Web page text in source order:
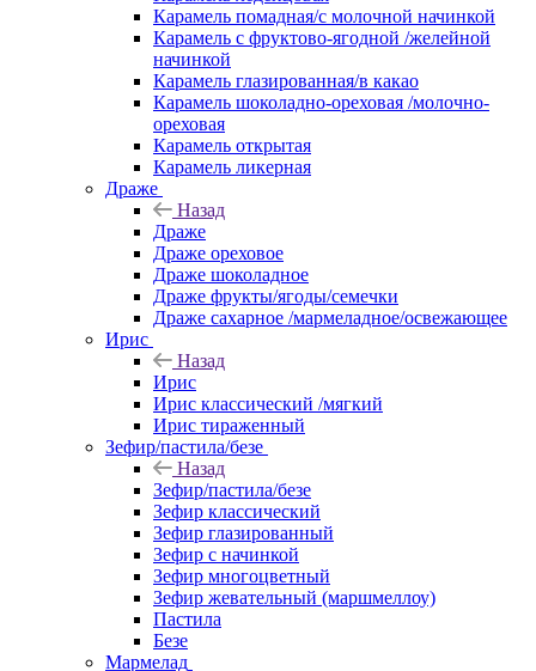
Карамель помадная/с молочной начинкой
Карамель с фруктово-ягодной /желейной
начинкой
Карамель глазированная/в какао
Карамель шоколадно-ореховая /молочно-
ореховая
Карамель открытая
Карамель ликерная
Драже
Назад
Драже
Драже ореховое
Драже шоколадное
Драже фрукты/ягоды/семечки
Драже сахарное /мармеладное/освежающее
Ирис
Назад
Ирис
Ирис классический /мягкий
Ирис тираженный
Зефир/пастила/безе
Назад
Зефир/пастила/безе
Зефир классический
Зефир глазированный
Зефир с начинкой
Зефир многоцветный
Зефир жевательный (маршмеллоу)
Пастила
Безе
Мармелад